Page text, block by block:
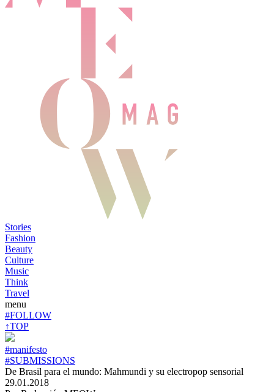
Stories
Fashion
Beauty
Culture
Music
Think
Travel
menu
#FOLLOW
↑TOP
#manifesto
#SUBMISSIONS
De Brasil para el mundo: Mahmundi y su electropop sensorial
29.01.2018